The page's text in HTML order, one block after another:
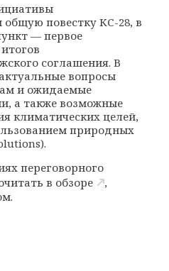
повестку КС-28, в
— первое
соглашения. В
вопросы
и ожидаемые
а также возможные
климатических целей,
природных
переговорного
в обзоре
,